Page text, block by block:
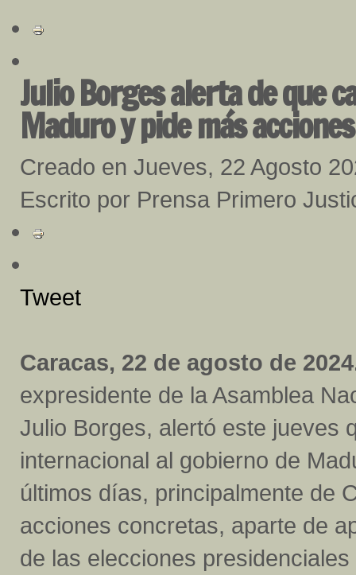
Julio Borges alerta de que
Maduro y pide más acciones
Creado en Jueves, 22 Agosto
Escrito por Prensa Primero
Tweet
Caracas, 22 de agosto de
expresidente de la Asamblea
Julio Borges, alertó este jueves
internacional al gobierno de
últimos días, principalmente de
acciones concretas, aparte de
de las elecciones